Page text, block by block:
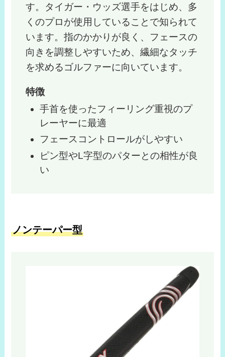
す。タイガー・ウッズ選手をはじめ、多
くのプロが使用していることで知られて
います。指のかかりが良く、フェースの
向きを調整しやすいため、繊細なタッチ
を求めるゴルファーに向いています。
特徴
手首を使ったフィーリング重視のプ
レーヤーに最適
フェースコントロールがしやすい
ピン型やL字型のパターとの相性が良
い
ノンテーパー型